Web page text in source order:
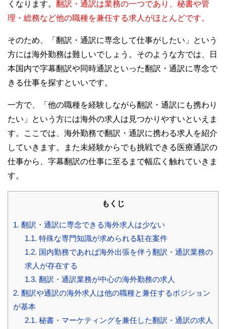
くなります。 翻訳・通訳は業務の一つであり、秘書や管
理・総務など他の職種を兼任する求人がほとんどです。
そのため、「翻訳・通訳に専念して仕事がしたい」という
方には海外勤務は難しいでしょう。そのような方では、日
本国内で字幕翻訳や同時通訳といった翻訳・通訳に専念で
きる仕事を探すといいです。
一方で、「他の職種を経験しながら翻訳・通訳にも携わり
たい」という方には海外の求人は見つかりやすいといえま
す。ここでは、海外勤務で翻訳・通訳に携わる求人を紹介
していきます。また未経験からでも挑戦できる医療通訳の
仕事から、字幕翻訳の仕事に至るまで幅広く触れていきま
す。
もくじ
1. 翻訳・通訳に専念できる海外求人は少ない
1.1. 特殊な専門知識が求められる駐在案件
1.2. 国内勤務であれば海外出張を伴う翻訳・通訳業務の
求人が存在する
1.3. 翻訳・通訳業務が中心の海外勤務の求人
2. 翻訳や通訳の海外求人は他の職種と兼任するポジション
が基本
2.1. 秘書・マーケティングを兼任した翻訳・通訳の求人